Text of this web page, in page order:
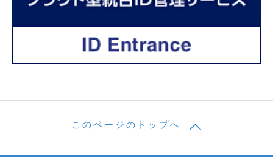
このページのトップへ